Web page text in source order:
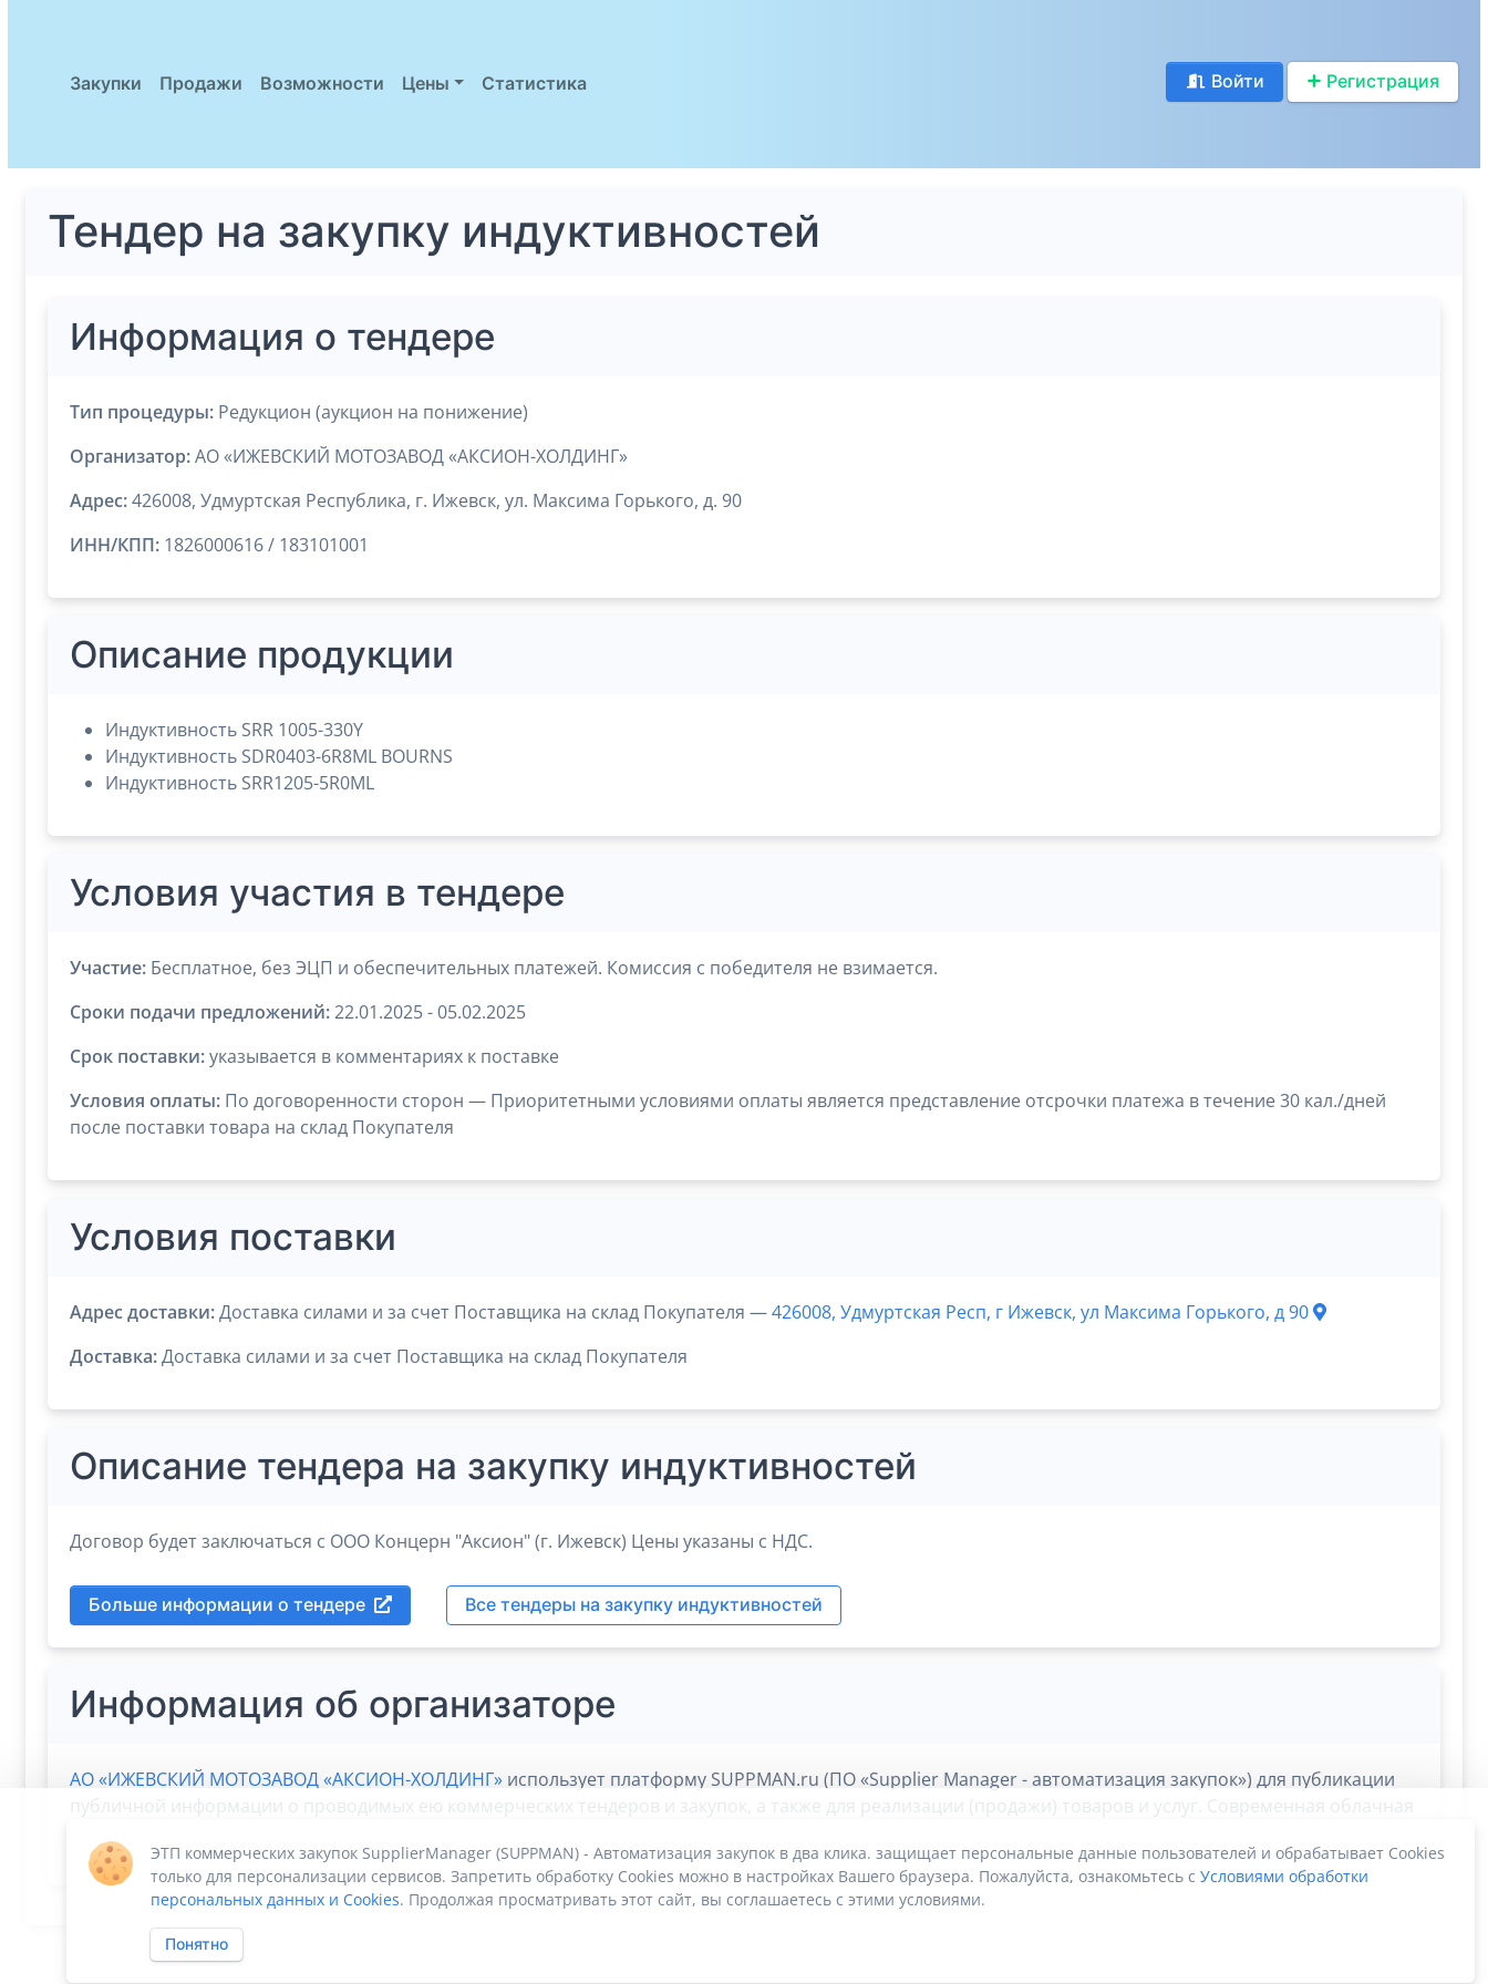
Закупки Продажи Возможности Цены Статистика Войти Регистрация
Тендер на закупку индуктивностей
Информация о тендере
Тип процедуры:Редукцион (аукцион на понижение)
Организатор:АО «ИЖЕВСКИЙ МОТОЗАВОД «АКСИОН-ХОЛДИНГ»
Адрес:426008, Удмуртская Республика, г. Ижевск, ул. Максима Горького, д. 90
ИНН/КПП:1826000616 / 183101001
Описание продукции
Индуктивность SRR 1005-330Y
Индуктивность SDR0403-6R8ML BOURNS
Индуктивность SRR1205-5R0ML
Условия участия в тендере
Участие:Бесплатное, без ЭЦП и обеспечительных платежей. Комиссия с победителя не взимается.
Сроки подачи предложений:22.01.2025 - 05.02.2025
Срок поставки:указывается в комментариях к поставке
Условия оплаты:По договоренности сторон — Приоритетными условиями оплаты является представление отсрочки платежа в течение 30 кал./дней
после поставки товара на склад Покупателя
Условия поставки
Адрес доставки:Доставка силами и за счет Поставщика на склад Покупателя —426008, Удмуртская Респ, г Ижевск, ул Максима Горького, д 90
Доставка:Доставка силами и за счет Поставщика на склад Покупателя
Описание тендера на закупку индуктивностей
Договор будет заключаться с ООО Концерн "Аксион" (г. Ижевск) Цены указаны с НДС.
Больше информации о тендере Все тендеры на закупку индуктивностей
Информация об организаторе
АО «ИЖЕВСКИЙ МОТОЗАВОД «АКСИОН-ХОЛДИНГ»использует платформу SUPPMAN.ru (ПО «Supplier Manager - автоматизация закупок») для публикации
публичной информации о проводимых ею коммерческих тендеров и закупок, а также для реализации (продажи) товаров и услуг. Современная облачная
ЭТП коммерческих закупок SupplierManager (SUPPMAN) - Автоматизация закупок в два клика. защищает персональные данные пользователей и обрабатывает Cookies
только для персонализации сервисов. Запретить обработку Cookies можно в настройках Вашего браузера. Пожалуйста, ознакомьтесь с Условиями обработки
персональных данных и Cookies. Продолжая просматривать этот сайт, вы соглашаетесь с этими условиями.
Понятно